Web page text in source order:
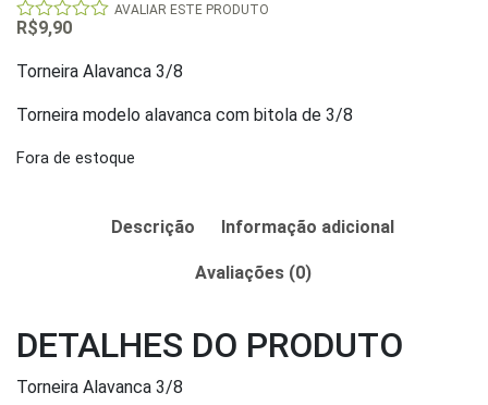
0
of
5
AVALIAR ESTE PRODUTO
R$9,90
Torneira Alavanca 3/8
Torneira modelo alavanca com bitola de 3/8
Fora de estoque
Descrição Informação adicional
Avaliações (0)
DETALHES DO PRODUTO
Torneira Alavanca 3/8